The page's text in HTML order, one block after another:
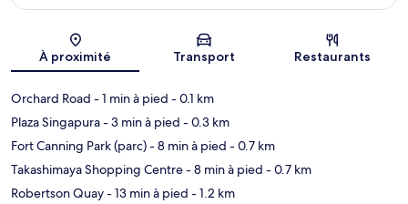
Carte
À proximité Transport Restaurants
Orchard Road - 1 min à pied - 0.1 km
Plaza Singapura- 3 min à pied - 0.3 km
Fort Canning Park (parc)- 8 min à pied - 0.7 km
Takashimaya Shopping Centre- 8 min à pied - 0.7 km
Robertson Quay- 13 min à pied - 1.2 km